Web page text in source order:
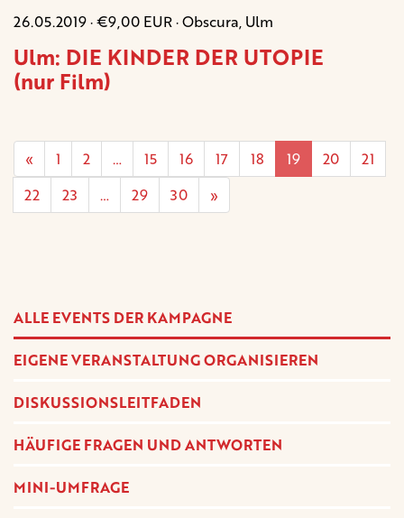
26.05.2019 · €9,00 EUR · Obscura, Ulm
Ulm: DIE KINDER DER UTOPIE
(nur Film)
« 1 2 … 15 16 17 18 19 20
21
22
23 … 29 30 »
ALLE EVENTS DER KAMPAGNE
EIGENE VERANSTALTUNG ORGANISIEREN
DISKUSSIONSLEITFADEN
HÄUFIGE FRAGEN UND ANTWORTEN
MINI-UMFRAGE